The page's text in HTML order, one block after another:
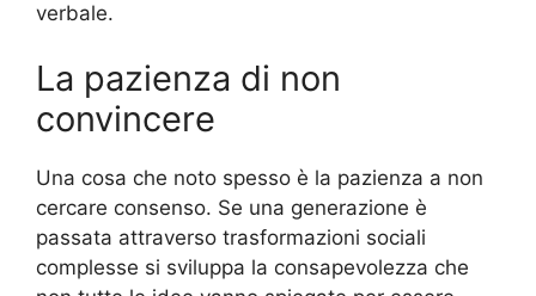
verbale.
La pazienza di non
convincere
Una cosa che noto spesso è la pazienza a non
cercare consenso. Se una generazione è
passata attraverso trasformazioni sociali
complesse si sviluppa la consapevolezza che